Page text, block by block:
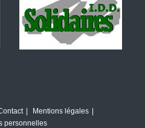
Mentions légales
personnelles